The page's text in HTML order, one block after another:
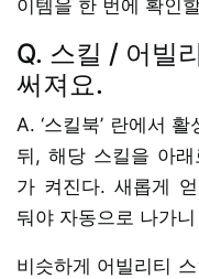
이템을 한 번에 확인
Q. 스킬 / 어빌
써져요.
A. ‘스킬북’ 란에서
뒤, 해당 스킬을 아
가 켜진다. 새롭게
둬야 자동으로 나가
비슷하게 어빌리티